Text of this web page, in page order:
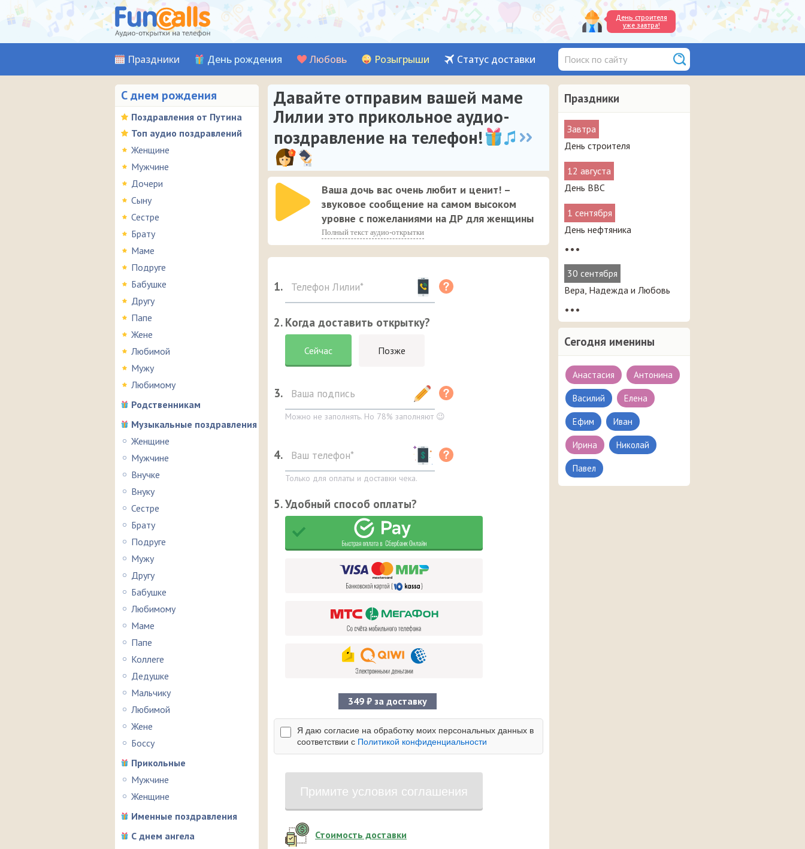
День строителя
уже завтра!
Праздники День рождения Любовь Розыгрыши Статус доставки
С днем рождения
Поздравления от Путина
Топ аудио поздравлений
Женщине
Мужчине
Дочери
Сыну
Сестре
Брату
Маме
Подруге
Бабушке
Другу
Папе
Жене
Любимой
Мужу
Любимому
Родственникам
Музыкальные поздравления
Женщине
Мужчине
Внучке
Внуку
Сестре
Брату
Подруге
Мужу
Другу
Бабушке
Любимому
Маме
Папе
Коллеге
Дедушке
Мальчику
Любимой
Жене
Боссу
Прикольные
Мужчине
Женщине
Именные поздравления
С днем ангела
Праздники
Завтра
День строителя
12 августа
День ВВС
1 сентября
День нефтяника
•••
30 сентября
Вера, Надежда и Любовь
•••
Сегодня именины
Анастасия Антонина
Василий Елена
Ефим Иван
Ирина Николай
Павел
Давайте отправим вашей маме
Лилии это прикольное аудио-
поздравление на телефон!
Ваша дочь вас очень любит и ценит! –
звуковое сообщение на самом высоком
уровне с пожеланиями на ДР для женщины
Полный текст аудио-открытки
1.
2. Когда доставить открытку?
Сейчас Позже
3.
Можно не заполнять. Но 78% заполняют 😉
4.
Только для оплаты и доставки чека.
5. Удобный способ оплаты?
349 ₽ за доставку
Я даю согласие на обработку моих персональных данных в
соответствии с Политикой конфиденциальности
Примите условия соглашения
Стоимость доставки